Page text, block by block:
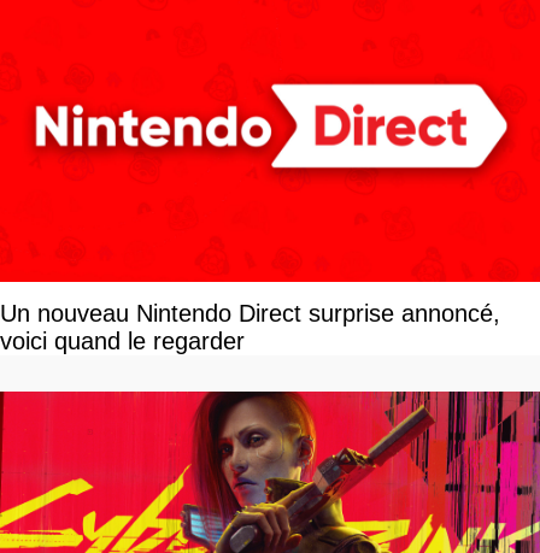
Un nouveau Nintendo Direct surprise annoncé,
voici quand le regarder